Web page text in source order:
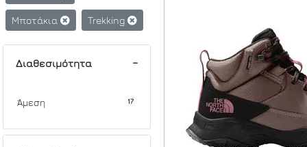
Μποτάκια Trekking
Διαθεσιμότητα
Άμεση 17